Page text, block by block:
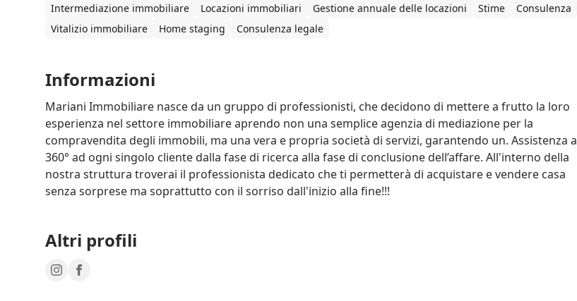
Intermediazione immobiliare Locazioni immobiliari Gestione annuale delle locazioni Stime
Consulenza
Vitalizio immobiliare
Home staging Consulenza legale
Informazioni
Mariani Immobiliare nasce da un gruppo di professionisti, che decidono di mettere a frutto la loro
esperienza nel settore immobiliare aprendo non una semplice agenzia di mediazione per la
compravendita degli immobili, ma una vera e propria società di servizi, garantendo un. Assistenza a
360° ad ogni singolo cliente dalla fase di ricerca alla fase di conclusione dell’affare. All'interno della
nostra struttura troverai il professionista dedicato che ti permetterà di acquistare e vendere casa
senza sorprese ma soprattutto con il sorriso dall'inizio alla fine!!!
Altri profili